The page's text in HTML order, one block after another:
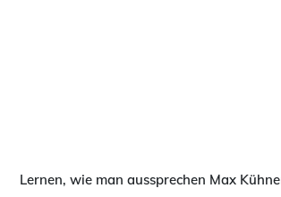
Lernen, wie man aussprechen Max